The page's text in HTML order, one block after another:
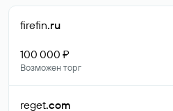
firefin.ru
100 000 ₽
Возможен торг
reget.com